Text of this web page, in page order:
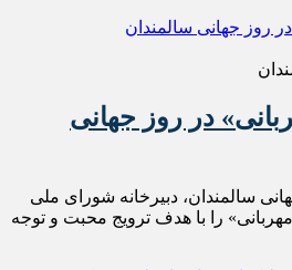
در روز جهانی
روز جهانی سالمندان، دبیرخانه شورای ملی
را با هدف ترویج محبت و توجه